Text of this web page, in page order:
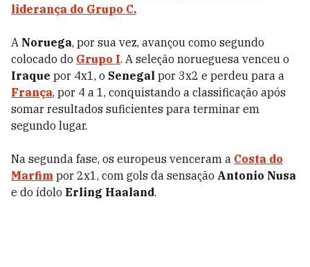
liderança do Grupo C.
A Noruega, por sua vez, avançou como segundo
colocado do Grupo I. A seleção norueguesa venceu o
Iraque por 4x1, o Senegal por 3x2 e perdeu para a
França, por 4 a 1, conquistando a classificação após
somar resultados suficientes para terminar em
segundo lugar.
Na segunda fase, os europeus venceram a Costa do
Marfim por 2x1, com gols da sensação Antonio Nusa
e do ídolo Erling Haaland.